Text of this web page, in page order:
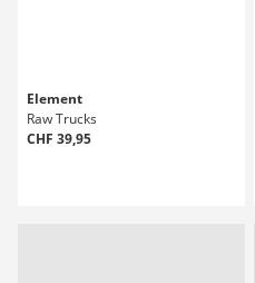
Element
Raw Trucks
CHF 39,95